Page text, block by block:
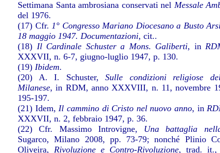
Settimana Santa ambrosiana conservati nel Messale
del 1976.
(17) Cfr.1° Congresso Mariano Diocesano a Busto
18 maggio 1947. Documentazioni, cit..
(18) Il Cardinale Schuster a Mons. Galiberti, in
XXXVII, n. 6-7, giugno-luglio 1947, p. 130.
(19) Ibidem.
(20) A. I. Schuster, Sulle condizioni religiose
Milanese, in RDM, anno XXXVIII, n. 11, novembre
195-197.
(21) Idem,Il cammino di Cristo nel nuovo anno, in
XXXVII, n. 2, febbraio 1947, p. 36.
(22) Cfr. Massimo Introvigne, Una battaglia
Sugarco, Milano 2008, pp. 73-79; nonché Plinio
Oliveira, Rivoluzione e Contro-Rivoluzione, trad. it.,